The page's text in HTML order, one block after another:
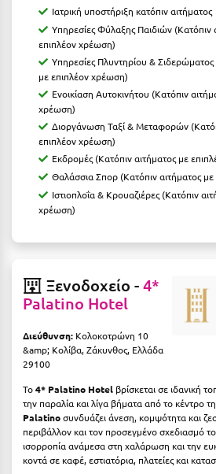
Κάρυστος
Κάσος
Κασσάνδρα
Καστοριά
Κατερίνη
Κέα - Τζιά
Κερατέα
Κέρκυρα
Κεφαλονιά
Κοζάνη
Κοκκώνι Κορινθίας
Κομοτηνή
Κόνιτσα
Κόρινθος
Κορώνη
Κουρούτα Ηλείας
Ιατρική υποστήριξη κατόπιν αιτήματος
Υπηρεσίες Φύλαξης Παιδιών (Κατόπιν
επιπλέον χρέωση)
Υπηρεσίες Πλυντηρίου & Σιδερώματος
με επιπλέον χρέωση)
Ενοικίαση Αυτοκινήτου (Κατόπιν
χρέωση)
Διοργάνωση Ταξί & Μεταφορών
επιπλέον χρέωση)
Εκδρομές (Κατόπιν αιτήματος με
Θαλάσσια Σπορ (Κατόπιν αιτήματος
Ιστιοπλοΐα & Κρουαζιέρες (Κατόπιν
χρέωση)
Ξενοδοχείο -4*
Palatino Hotel
Διεύθυνση: Κολοκοτρώνη 10
&amp; Κολίβα, Ζάκυνθος, Ελλάδα
29100
Το4* Palatino Hotel βρίσκεται σε ιδανική
την παραλία και λίγα βήματα από το κέντρο
Palatinoσυνδυάζει άνεση, κομψότητα και
περιβάλλον και τον προσεγμένο σχεδιασμό
ισορροπία ανάμεσα στη χαλάρωση και την
κοντά σε καφέ, εστιατόρια, πλατείες και